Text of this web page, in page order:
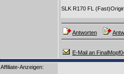
SLK R170 FL
Antworten
E-Mail an
Affiliate-Anzeigen: